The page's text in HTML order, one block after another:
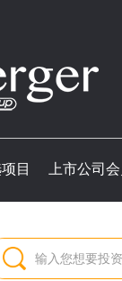
目 上市公司